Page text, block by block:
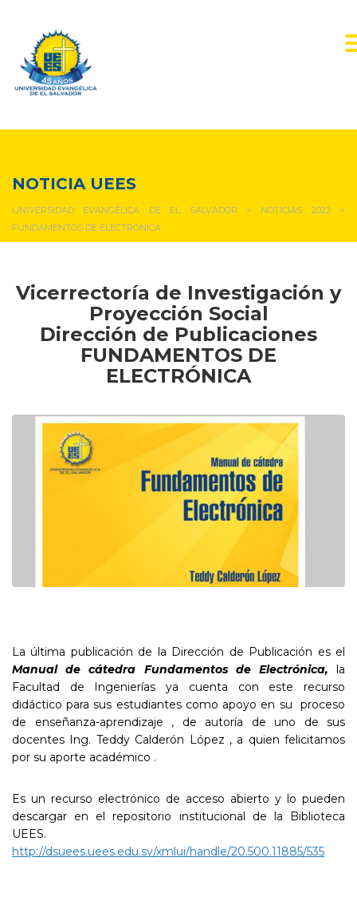
NOTICIA UEES
UNIVERSIDAD EVANGÉLICA DE EL SALVADOR > NOTICIAS 2022>
FUNDAMENTOS DE ELECTRÓNICA
Vicerrectoría de Investigación y
Proyección Social
Dirección de Publicaciones
FUNDAMENTOS DE
ELECTRÓNICA
La última publicación de la Dirección de Publicación es el
Manual de cátedra Fundamentos de Electrónica, la
Facultad de Ingenierías ya cuenta con este recurso
didáctico para sus estudiantes como apoyo en su proceso
de enseñanza-aprendizaje , de autoría de uno de sus
docentes Ing. Teddy Calderón López , a quien felicitamos
por su aporte académico .
Es un recurso electrónico de acceso abierto y lo pueden
descargar en el repositorio institucional de la Biblioteca
UEES.
http://dsuees.uees.edu.sv/xmlui/handle/20.500.11885/535